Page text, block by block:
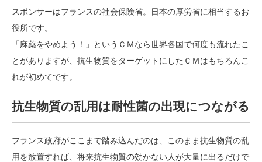
スポンサーはフランスの社会保険省。日本の厚労省に相当するお
役所です。
「麻薬をやめよう！」というＣＭなら世界各国で何度も流れたこ
とがありますが、抗生物質をターゲットにしたＣＭはもちろんこ
れが初めてです。
抗生物質の乱用は耐性菌の出現につながる
フランス政府がここまで踏み込んだのは、このまま抗生物質の乱
用を放置すれば、将来抗生物質の効かない人が大量に出るだけで